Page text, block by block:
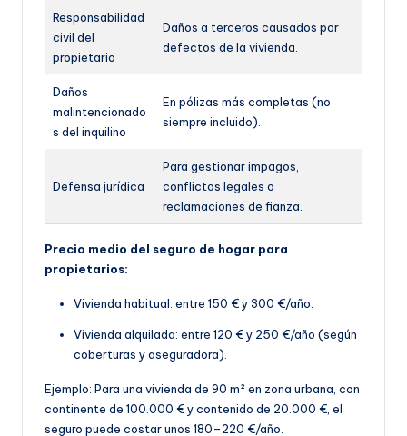
Responsabilidad
civil del
propietario
Daños a terceros causados por
defectos de la vivienda.
Daños
malintencionado
s del inquilino
En pólizas más completas (no
siempre incluido).
Defensa jurídica
Para gestionar impagos,
conflictos legales o
reclamaciones de fianza.
Precio medio del seguro de hogar para
propietarios:
Vivienda habitual: entre 150 € y 300 €/año.
Vivienda alquilada: entre 120 € y 250 €/año (según
coberturas y aseguradora).
Ejemplo: Para una vivienda de 90 m² en zona urbana, con
continente de 100.000 € y contenido de 20.000 €, el
seguro puede costar unos 180–220 €/año.